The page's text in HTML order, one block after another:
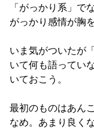
「がっかり系」で
がっかり感情が胸
いま気がついたが
いて何も語ってい
いておこう。
最初のものはあん
なめ。あまり良く